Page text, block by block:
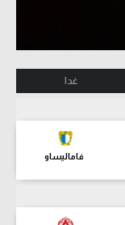
غدا
فاماليساو